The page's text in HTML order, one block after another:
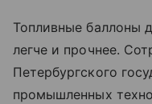
Топливные баллоны
легче и прочнее.
Петербургского
промышленных